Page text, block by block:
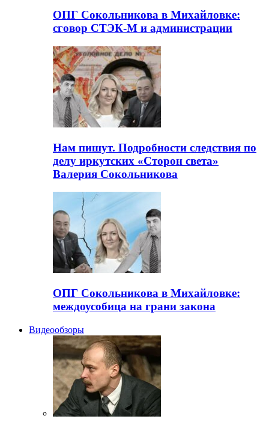
ОПГ Сокольникова в Михайловке:
сговор СТЭК-М и администрации
Нам пишут. Подробности следствия по
делу иркутских «Сторон света»
Валерия Сокольникова
ОПГ Сокольникова в Михайловке:
междоусобица на грани закона
Видеообзоры